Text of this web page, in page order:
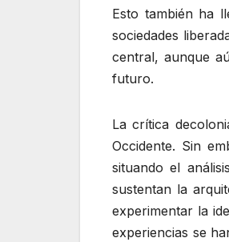
Esto también ha
sociedades
central, aunque
futuro.
La crítica
Occidente. Sin
situando el
sustentan la
experimentar la
experiencias se